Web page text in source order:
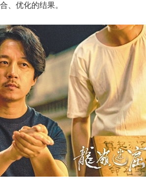
、优化的结果。